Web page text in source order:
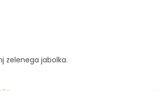
zelenega jabolka.